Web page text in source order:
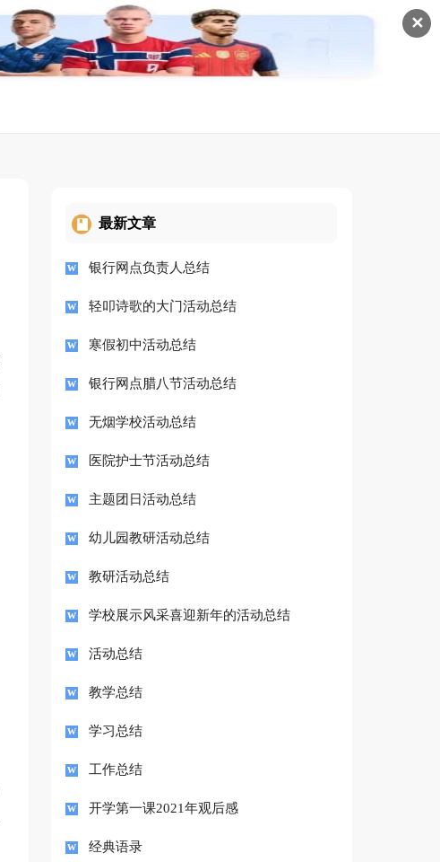
✕
最新文章
银行网点负责人总结
轻叩诗歌的大门活动总结
寒假初中活动总结
银行网点腊八节活动总结
无烟学校活动总结
医院护士节活动总结
主题团日活动总结
幼儿园教研活动总结
教研活动总结
学校展示风采喜迎新年的活动总结
活动总结
教学总结
学习总结
工作总结
开学第一课2021年观后感
经典语录